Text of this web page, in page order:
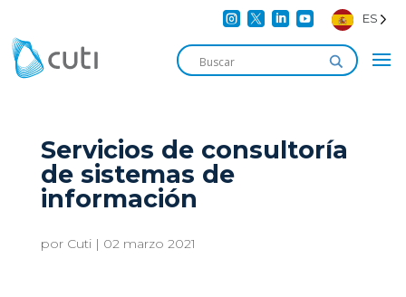
    ES
Servicios de consultoría
de sistemas de
información
por Cuti| 02 marzo 2021